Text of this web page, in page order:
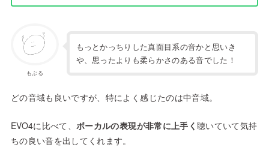
もぶる
もっとかっちりした真面目系の音かと思いき
や、思ったよりも柔らかさのある音でした！
どの音域も良いですが、特によく感じたのは中音域。
EVO4に比べて、 ボーカルの表現が非常に上手く 聴いていて気持
ちの良い音を出してくれます。